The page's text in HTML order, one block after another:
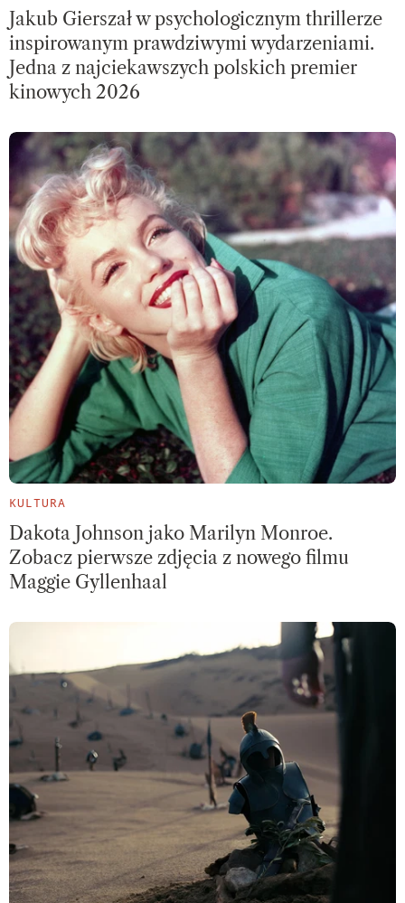
Jakub Gierszał w psychologicznym thrillerze
inspirowanym prawdziwymi wydarzeniami.
Jedna z najciekawszych polskich premier
kinowych 2026
KULTURA
Dakota Johnson jako Marilyn Monroe.
Zobacz pierwsze zdjęcia z nowego filmu
Maggie Gyllenhaal